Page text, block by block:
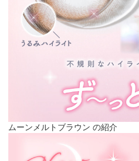
ムーンメルトブラウン の紹介